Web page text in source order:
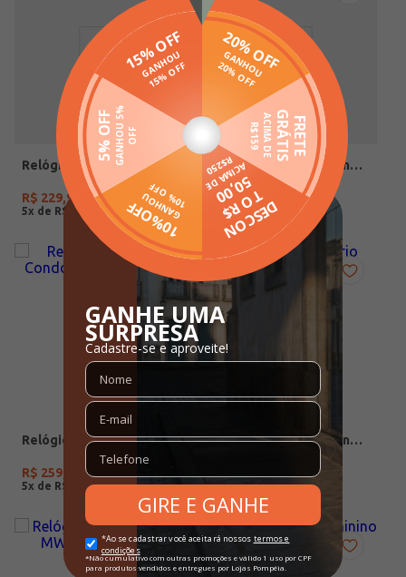
R$ 229,90
5x de R$ 45
Relógio Condor Feminino DOURADO
R$259,90
x deR$ 51,98
Relógio + Acessório Condor Feminino PRATA
R$ 259
5x de R$ 98
Relógio +Acessório Condor Feminino DOURADO
5x deR$ 55,98